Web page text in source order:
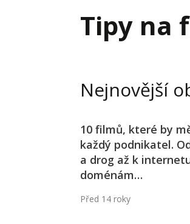
Interim management
Krizové řízení firmy
Tipy na
Nejnovější
10 filmů, které by
každý podnikatel.
a drog až k
doménám…
Před 14 roky